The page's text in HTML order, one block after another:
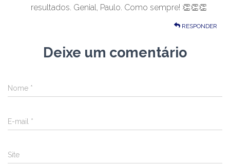
resultados. Genial, Paulo. Como sempre! 👏👏👏
RESPONDER
Deixe um comentário
Nome *
E-mail *
Site